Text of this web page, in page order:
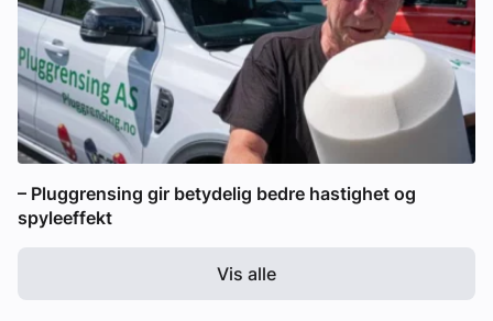
– Pluggrensing gir betydelig bedre hastighet og
spyleeffekt
Vis alle